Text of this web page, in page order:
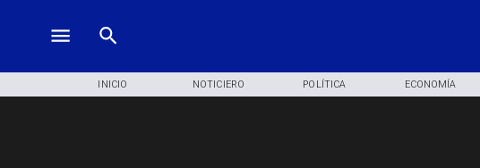
INICIO NOTICIERO POLÍTICA ECONOMÍA